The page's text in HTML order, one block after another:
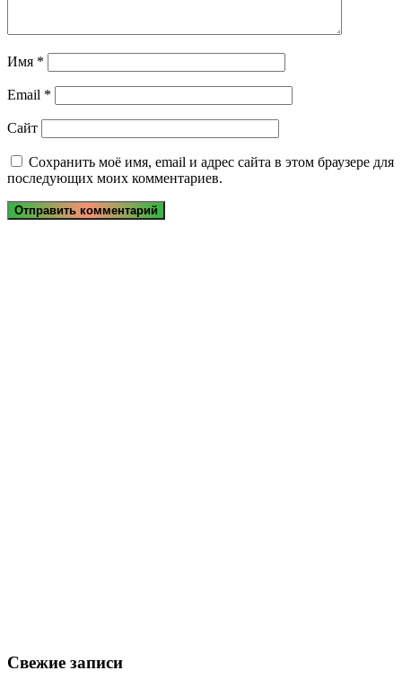
Имя *
Email *
Сайт
Сохранить моё имя, email и адрес сайта в этом браузере для
последующих моих комментариев.
Свежие записи